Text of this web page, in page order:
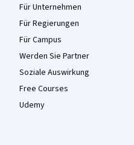
Für Unternehmen
Für Regierungen
Für Campus
Werden Sie Partner
Soziale Auswirkung
Free Courses
Udemy